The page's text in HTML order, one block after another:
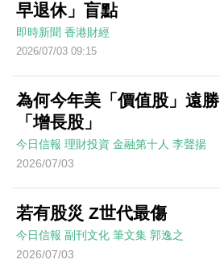
早退休」盲點
即時新聞 香港財經
2026/07/03 09:15
為何今年美「價值股」遠勝
「增長股」
今日信報 理財投資 金融第十人 李聲揚
2026/07/03
若有股災 Z世代最傷
今日信報 副刊文化 筆文集 郭逸之
2026/07/03